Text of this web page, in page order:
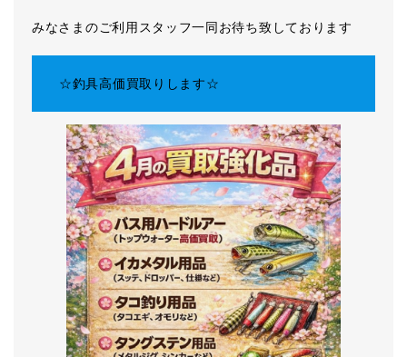
みなさまのご利用スタッフ一同お待ち致しております
☆釣具高価買取りします☆